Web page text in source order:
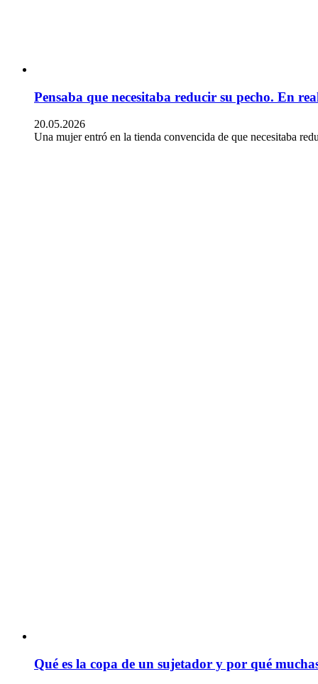
Pensaba que necesitaba reducir su pecho. En
20.05.2026
Una mujer entró en la tienda convencida de que necesitaba
Qué es la copa de un sujetador y por qué